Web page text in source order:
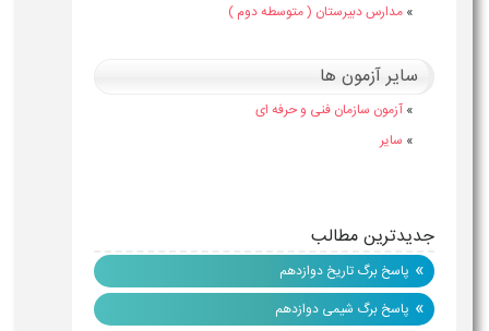
» مدارس دبیرستان ( متوسطه دوم )
سایر آزمون ها
» آزمون سازمان فنی و حرفه ای
» سایر
جدیدترین مطالب
» پاسخ برگ تاریخ دوازدهم
» پاسخ برگ شیمی دوازدهم